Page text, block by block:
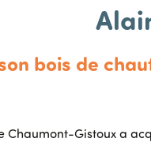
bois de
Chaumont-Gistoux a